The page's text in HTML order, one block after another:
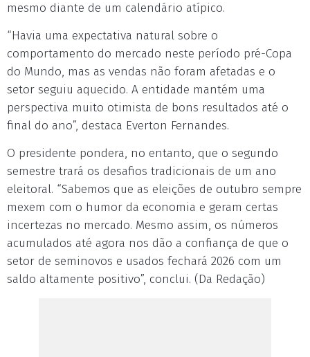
mesmo diante de um calendário atípico.
“Havia uma expectativa natural sobre o
comportamento do mercado neste período pré-Copa
do Mundo, mas as vendas não foram afetadas e o
setor seguiu aquecido. A entidade mantém uma
perspectiva muito otimista de bons resultados até o
final do ano”, destaca Everton Fernandes.
O presidente pondera, no entanto, que o segundo
semestre trará os desafios tradicionais de um ano
eleitoral. “Sabemos que as eleições de outubro sempre
mexem com o humor da economia e geram certas
incertezas no mercado. Mesmo assim, os números
acumulados até agora nos dão a confiança de que o
setor de seminovos e usados fechará 2026 com um
saldo altamente positivo”, conclui. (Da Redação)